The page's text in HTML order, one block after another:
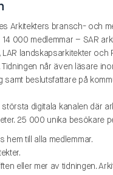
Arkitekters bransch- och
000 medlemmar – SAR
landskapsarkitekter och
Tidningen når även läsare
samt beslutsfattare på
digitala kanalen där
25 000 unika besökare
hem till alla medlemmar.
eller mer av tidningen.